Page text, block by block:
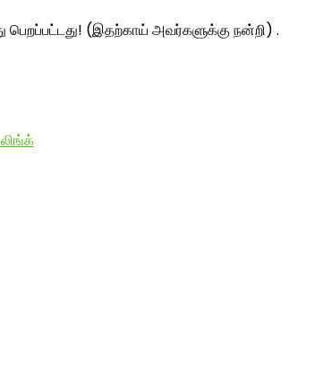
பெறப்பட்டது! (இதற்காய் அவர்களுக்கு நன்றி) .